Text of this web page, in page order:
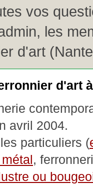
vos
les
d'art
d'art
avril 2004.
particuliers (
,
ou